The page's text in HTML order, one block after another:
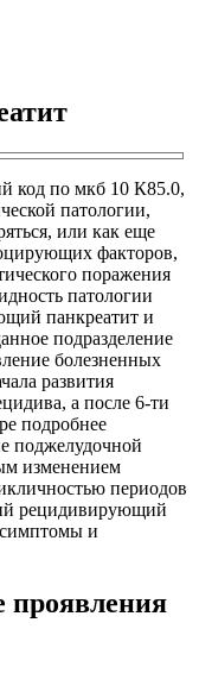
код по мкб 10 К85.0,
патологии,
или как еще
факторов,
поражения
патологии
панкреатит и
подразделение
болезненных
развития
а после 6-ти
подробнее
поджелудочной
изменением
периодов
рецидивирующий
симптомы и